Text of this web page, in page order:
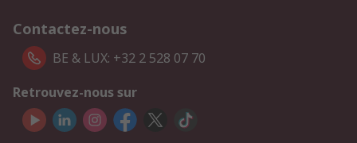
Contactez-nous
BE & LUX: +32 2 528 07 70
Retrouvez-nous sur